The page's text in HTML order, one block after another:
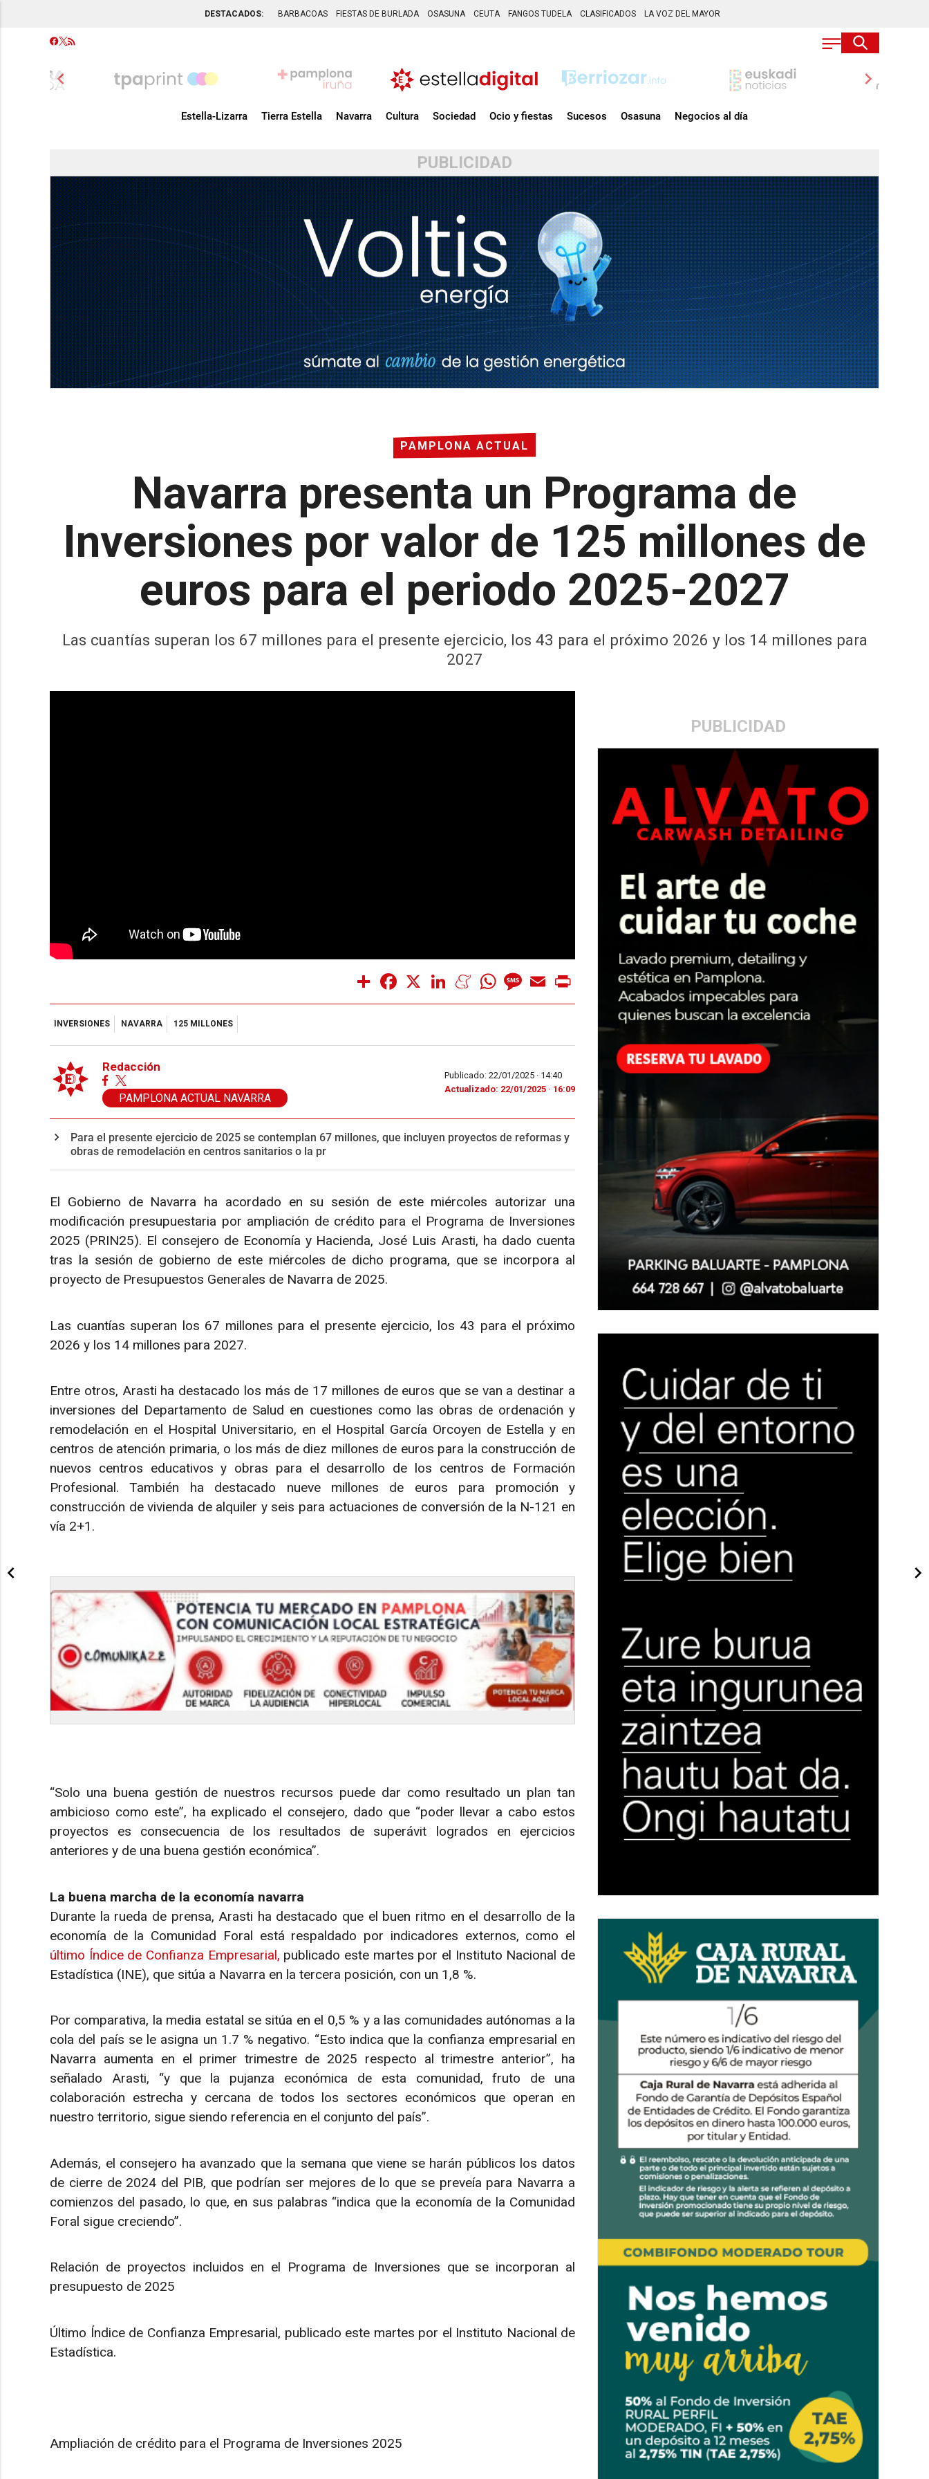
DESTACADOS: BARBACOAS FIESTAS DE BURLADA OSASUNA CEUTA FANGOS TUDELA CLASIFICADOS LA VOZ DEL MAYOR
chevron_left chevron_right
Estella-Lizarra Tierra Estella Navarra Cultura Sociedad Ocio y fiestas Sucesos Osasuna Negocios al día
PUBLICIDAD
PAMPLONA ACTUAL
Navarra presenta un Programa de
Inversiones por valor de 125 millones de
euros para el periodo 2025-2027
Las cuantías superan los 67 millones para el presente ejercicio, los 43 para el próximo 2026 y los 14 millones para
2027
PUBLICIDAD
Share Facebook LinkedInMeneameWhatsAppMessage
Email
INVERSIONES NAVARRA 125 MILLONES
Redacción
PAMPLONA ACTUAL NAVARRA
Publicado: 22/01/2025 · 14:40
Actualizado: 22/01/2025 · 16:09
Para el presente ejercicio de 2025 se contemplan 67 millones, que incluyen proyectos de reformas y
obras de remodelación en centros sanitarios o la pr
El Gobierno de Navarra ha acordado en su sesión de este miércoles autorizar una
modificación presupuestaria por ampliación de crédito para el Programa de Inversiones
2025 (PRIN25). El consejero de Economía y Hacienda, José Luis Arasti, ha dado cuenta
tras la sesión de gobierno de este miércoles de dicho programa, que se incorpora al
proyecto de Presupuestos Generales de Navarra de 2025.
Las cuantías superan los 67 millones para el presente ejercicio, los 43 para el próximo
2026 y los 14 millones para 2027.
Entre otros, Arasti ha destacado los más de 17 millones de euros que se van a destinar a
inversiones del Departamento de Salud en cuestiones como las obras de ordenación y
remodelación en el Hospital Universitario, en el Hospital García Orcoyen de Estella y en
centros de atención primaria, o los más de diez millones de euros para la construcción de
nuevos centros educativos y obras para el desarrollo de los centros de Formación
Profesional. También ha destacado nueve millones de euros para promoción y
construcción de vivienda de alquiler y seis para actuaciones de conversión de la N-121 en
vía 2+1.
“Solo una buena gestión de nuestros recursos puede dar como resultado un plan tan
ambicioso como este”, ha explicado el consejero, dado que “poder llevar a cabo estos
proyectos es consecuencia de los resultados de superávit logrados en ejercicios
anteriores y de una buena gestión económica”.
La buena marcha de la economía navarra
Durante la rueda de prensa, Arasti ha destacado que el buen ritmo en el desarrollo de la
economía de la Comunidad Foral está respaldado por indicadores externos, como el
último Índice de Confianza Empresarial, publicado este martes por el Instituto Nacional de
Estadística (INE), que sitúa a Navarra en la tercera posición, con un 1,8 %.
Por comparativa, la media estatal se sitúa en el 0,5 % y a las comunidades autónomas a la
cola del país se le asigna un 1.7 % negativo. “Esto indica que la confianza empresarial en
Navarra aumenta en el primer trimestre de 2025 respecto al trimestre anterior”, ha
señalado Arasti, “y que la pujanza económica de esta comunidad, fruto de una
colaboración estrecha y cercana de todos los sectores económicos que operan en
nuestro territorio, sigue siendo referencia en el conjunto del país”.
Además, el consejero ha avanzado que la semana que viene se harán públicos los datos
de cierre de 2024 del PIB, que podrían ser mejores de lo que se preveía para Navarra a
comienzos del pasado, lo que, en sus palabras “indica que la economía de la Comunidad
Foral sigue creciendo”.
Relación de proyectos incluidos en el Programa de Inversiones que se incorporan al
presupuesto de 2025
Último Índice de Confianza Empresarial, publicado este martes por el Instituto Nacional de
Estadística.
Ampliación de crédito para el Programa de Inversiones 2025